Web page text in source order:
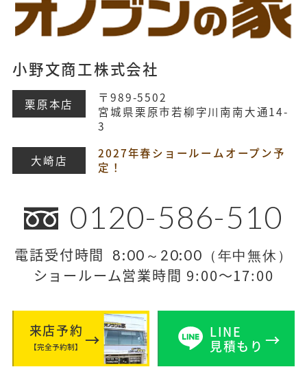
小野文商工株式会社
栗原本店
〒989-5502
宮城県栗原市若柳字川南南大通14-
3
大崎店
2027年春ショールームオープン予
定！
0120-586-510
電話受付時間 8:00～20:00（年中無休）
ショールーム営業時間 9:00～17:00
来店予約
【完全予約制】
LINE
見積もり